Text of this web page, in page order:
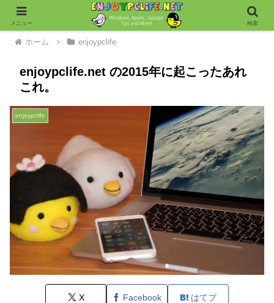
ホーム enjoypclife
enjoypclife.net の2015年に起こったあれ
これ。
enjoypclife
X Facebook はてブ
メニュー 検索